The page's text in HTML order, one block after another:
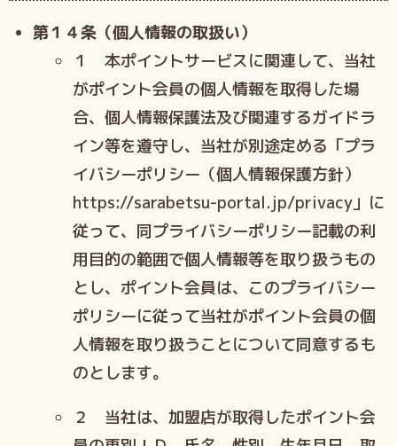
第１４条（個人情報の取扱い）
１ 本ポイントサービスに関連して、当社
がポイント会員の個⼈情報を取得した場
合、個⼈情報保護法及び関連するガイドラ
イン等を遵守し、当社が別途定める「プラ
イバシーポリシー（個⼈情報保護⽅針）
https://sarabetsu-portal.jp/privacy」に
従って、同プライバシーポリシー記載の利
⽤⽬的の範囲で個⼈情報等を取り扱うもの
とし、ポイント会員は、このプライバシー
ポリシーに従って当社がポイント会員の個
⼈情報を取り扱うことについて同意するも
のとします。
２ 当社は、加盟店が取得したポイント会